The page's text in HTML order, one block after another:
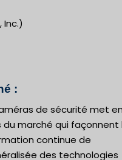
:
de sécurité met
marché qui façonnent
continue de
des technologies